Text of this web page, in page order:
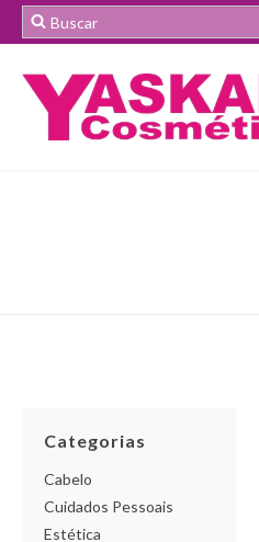
Categorias
Cabelo
Cuidados Pessoais
Estética